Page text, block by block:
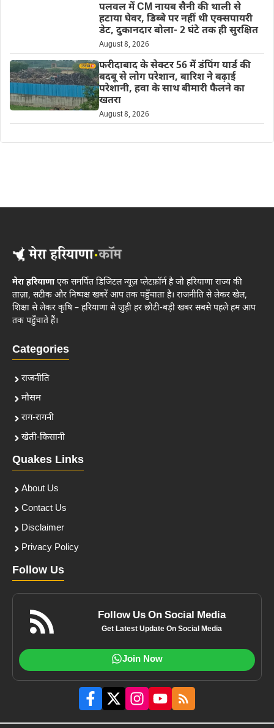
पलवल में CM नायब सैनी की थाली से
हटाया घेवर, डिब्बे पर नहीं थी एक्सपायरी
डेट, दुकानदार बोला- 2 घंटे तक ही सुरक्षित
August 8, 2026
फरीदाबाद के सेक्टर 56 में डंपिंग यार्ड की
बदबू से लोग परेशान, बारिश ने बढ़ाई
परेशानी, हवा के साथ बीमारी फैलने का
खतरा
August 8, 2026
मेरा हरियाणाएक समर्पित डिजिटल न्यूज़ प्लेटफ़ॉर्म है जो हरियाणा राज्य की
ताज़ा, सटीक और निष्पक्ष खबरें आप तक पहुँचाता है। राजनीति से लेकर खेल,
शिक्षा से लेकर कृषि – हरियाणा से जुड़ी हर छोटी-बड़ी खबर सबसे पहले हम आप
तक पहुँचाते हैं।
Categories
राजनीति
मौसम
राग-रागनी
खेती-किसानी
Quakes Links
About Us
Contact Us
Disclaimer
Privacy Policy
Follow Us
Follow Us On Social Media
Get Latest Update On Social Media
Join Now